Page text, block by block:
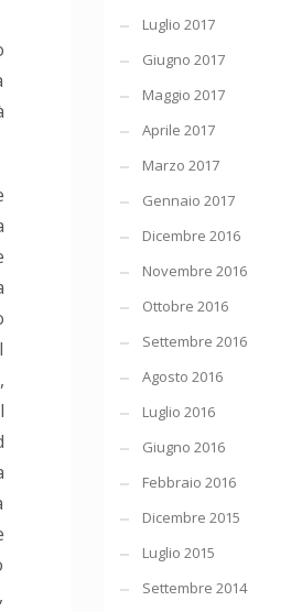
Luglio 2017
Giugno 2017
Maggio 2017
Aprile 2017
Marzo 2017
Gennaio 2017
Dicembre 2016
Novembre 2016
Ottobre 2016
Settembre 2016
Agosto 2016
Luglio 2016
Giugno 2016
Febbraio 2016
Dicembre 2015
Luglio 2015
Settembre 2014